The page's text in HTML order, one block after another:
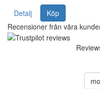
Detalj
Köp
Recensioner från våra